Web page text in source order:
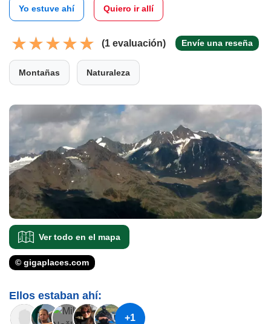
Yo estuve ahí Quiero ir allí
(1 evaluación) Envíe una reseña
Montañas Naturaleza
Ver todo en el mapa
© gigaplaces.com
Ellos estaban ahí:
+1